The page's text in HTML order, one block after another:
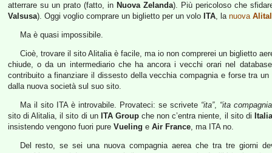
atterrare su un prato (fatto, in Nuova Zelanda). Più pericoloso che
Valsusa). Oggi voglio comprare un biglietto per un volo ITA, la nuova
Ma è quasi impossibile.
Cioè, trovare il sito Alitalia è facile, ma io non comprerei un biglietto
chiude, o da un intermediario che ha ancora i vecchi orari nel
contribuito a finanziare il dissesto della vecchia compagnia e forse tra
dalla nuova società sul suo sito.
Ma il sito ITA è introvabile. Provateci: se scrivete “ita”, “ita
sito di Alitalia, il sito di un ITA Groupche non c’entra niente, il sito di
insistendo vengono fuori pure Vueling e Air France, ma ITA no.
Del resto, se sei una nuova compagnia aerea che tra tre giorni